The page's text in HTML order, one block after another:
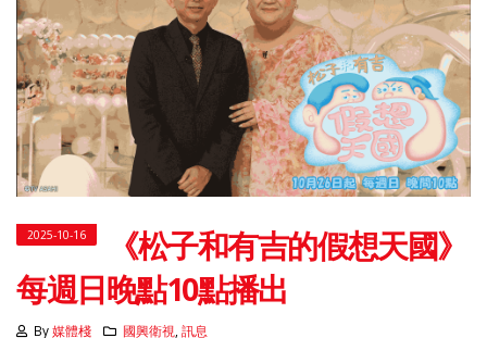
2025-10-16
《松子和有吉的假想天國》
每週日晚點10點播出
By媒體棧 國興衛視, 訊息